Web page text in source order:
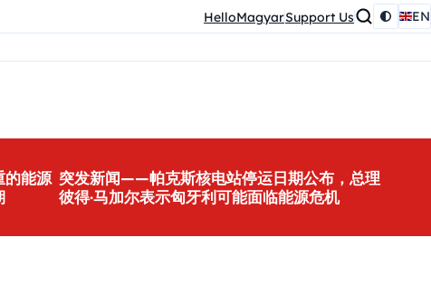
HelloMagyarSupport Us EN
的能源 突发新闻——帕克斯核电站停运日期公布，总理
彼得·马加尔表示匈牙利可能面临能源危机